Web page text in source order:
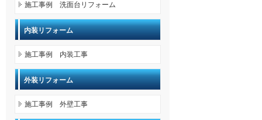
施工事例 洗面台リフォーム
内装リフォーム
施工事例 内装工事
外装リフォーム
施工事例 外壁工事